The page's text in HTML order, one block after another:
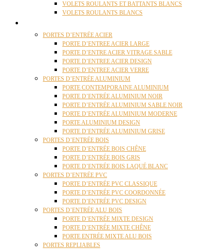
VOLETS ROULANTS ET BATTANTS BLANCS
VOLETS ROULANTS BLANCS
PORTES D’ENTRÉE ACIER
PORTE D’ENTREE ACIER LARGE
PORTE D’ENTRE ACIER VITRAGE SABLE
PORTE D’ENTREE ACIER DESIGN
PORTE D’ENTREE ACIER VERRE
PORTES D’ENTRÉE ALUMINIUM
PORTE CONTEMPORAINE ALUMINIUM
PORTE D’ENTRÉE ALUMINIUM NOIR
PORTE D’ENTRÉE ALUMINIUM SABLE NOIR
PORTE D’ENTRÉE ALUMINIUM MODERNE
PORTE ALUMINIUM DESIGN
PORTE D’ENTRÉE ALUMINIUM GRISE
PORTES D’ENTRÉE BOIS
PORTE D’ENTRÉE BOIS CHÊNE
PORTE D’ENTRÉE BOIS GRIS
PORTE D’ENTRÉE BOIS LAQUÉ BLANC
PORTES D’ENTRÉE PVC
PORTE D’ENTRÉE PVC CLASSIQUE
PORTE D’ENTRÉE PVC COORDONNÉE
PORTE D’ENTRÉE PVC DESIGN
PORTES D’ENTRÉE ALU BOIS
PORTE D’ENTRÉE MIXTE DESIGN
PORTE D’ENTRÉE MIXTE CHÊNE
PORTE ENTRÉE MIXTE ALU BOIS
PORTES REPLIABLES